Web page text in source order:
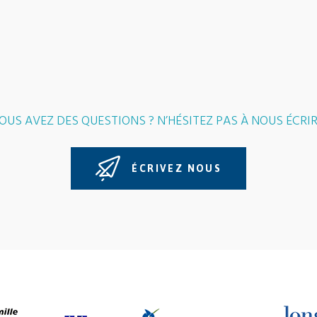
AVEZ DES QUESTIONS ? N’HÉSITEZ PAS À NOUS
ÉCRIVEZ NOUS